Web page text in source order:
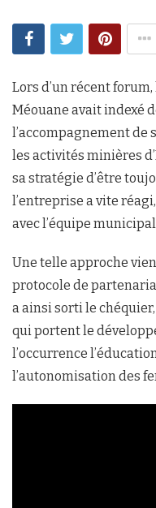
Lors d’un récent
Méouane avait indexé
l’accompagnement de
les activités minières
sa stratégie d’être
l’entreprise a vite
avec l’équipe
Une telle approche
protocole de
a ainsi sorti le
qui portent le
l’occurrence
l’autonomisation des